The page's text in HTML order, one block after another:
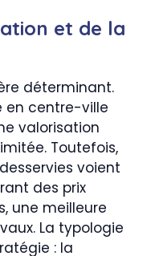
et de la
déterminant.
en centre-ville
valorisation
Toutefois,
voient
des prix
une meilleure
La typologie
: la